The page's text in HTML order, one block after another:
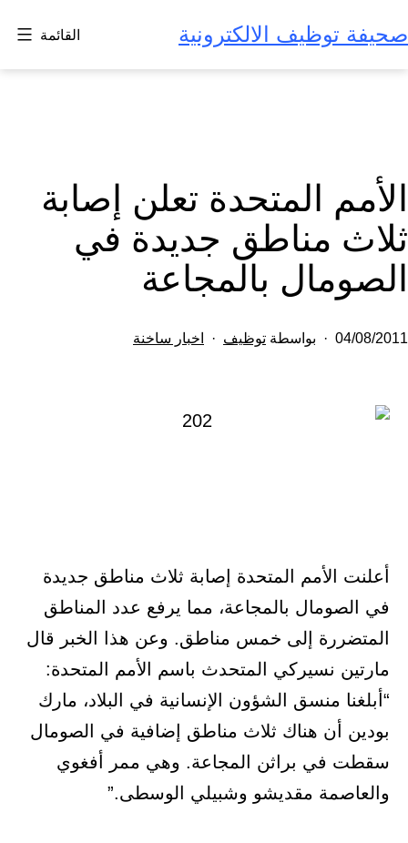
إلى
المحتوى
صحيفة توظيف الالكترونية القائمة
الأمم المتحدة تعلن إصابة
ثلاث مناطق جديدة في
الصومال بالمجاعة
تم
04/08/2011 بواسطة توظيف
مصنف
اخبار ساخنة
أعلنت الأمم المتحدة إصابة ثلاث مناطق جديدة
في الصومال بالمجاعة، مما يرفع عدد المناطق
المتضررة إلى خمس مناطق. وعن هذا الخبر قال
مارتين نسيركي المتحدث باسم الأمم المتحدة:
“أبلغنا منسق الشؤون الإنسانية في البلاد، مارك
بودين أن هناك ثلاث مناطق إضافية في الصومال
سقطت في براثن المجاعة. وهي ممر أفغوي
والعاصمة مقديشو وشبيلي الوسطى.”